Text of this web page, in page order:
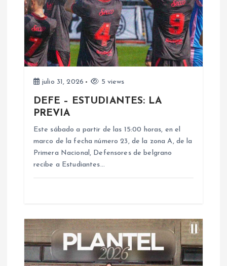
ó
n
d
d
a
julio 31, 2026 5 views
DEFE – ESTUDIANTES: LA
PREVIA
Este sábado a partir de las 15:00 horas, en el
marco de la fecha número 23, de la zona A, de la
Primera Nacional, Defensores de belgrano
recibe a Estudiantes…